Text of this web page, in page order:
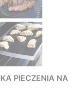
PIECZENIA NA